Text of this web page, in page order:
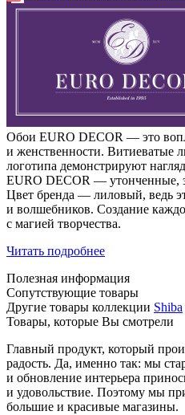
Обои EURO DECOR — это
и женственности. Витиеватые
логотипа демонстрируют
EURO DECOR — утонченные,
Цвет бренда — лиловый, ведь
и волшебников. Создание
с магией творчества.
Читать подробнее
Полезная информация
Сопутствующие товары
Другие товары коллекции Shiba
Товары, которые Вы смотрели
Главный продукт, который
радость. Да, именно так: мы
и обновление интерьера
и удовольствие. Поэтому мы
большие и красивые магазины.